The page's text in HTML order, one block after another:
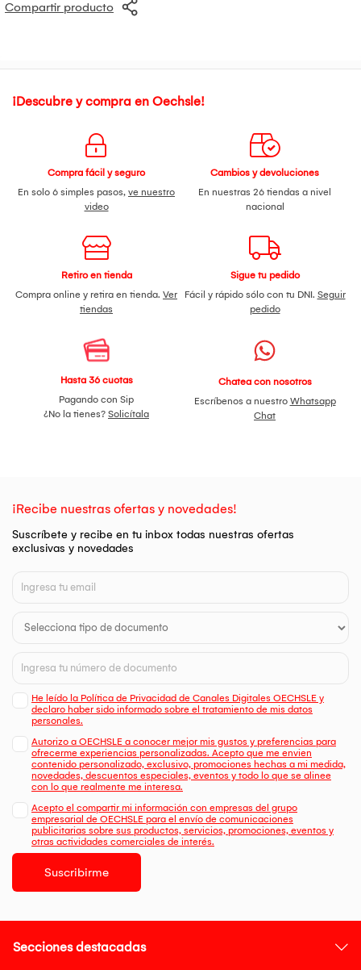
Compartir producto
¡Descubre y compra en Oechsle!
Compra fácil y seguro
En solo 6 simples pasos, ve nuestro
video
Cambios y devoluciones
En nuestras 26 tiendas a nivel
nacional
Retiro en tienda
Compra online y retira en tienda. Ver
tiendas
Sigue tu pedido
Fácil y rápido sólo con tu DNI. Seguir
pedido
Hasta 36 cuotas
Pagando con Sip
¿No la tienes? Solicítala
Chatea con nosotros
Escríbenos a nuestro Whatsapp
Chat
¡Recibe nuestras ofertas y novedades!
Suscríbete y recibe en tu inbox todas nuestras ofertas
exclusivas y novedades
He leído la Política de Privacidad de Canales Digitales OECHSLE y
declaro haber sido informado sobre el tratamiento de mis datos
personales.
Autorizo a OECHSLE a conocer mejor mis gustos y preferencias para
ofrecerme experiencias personalizadas. Acepto que me envien
contenido personalizado, exclusivo, promociones hechas a mi medida,
novedades, descuentos especiales, eventos y todo lo que se alinee
con lo que realmente me interesa.
Acepto el compartir mi información con empresas del grupo
empresarial de OECHSLE para el envío de comunicaciones
publicitarias sobre sus productos, servicios, promociones, eventos y
otras actividades comerciales de interés.
Suscribirme
Secciones destacadas